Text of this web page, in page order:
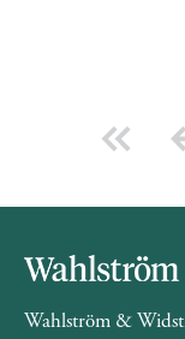
Wahlström &